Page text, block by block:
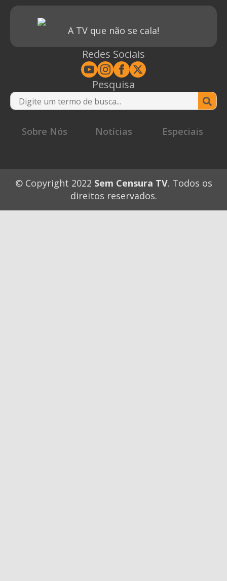
A TV que não se cala!
Redes Sociais
Pesquisa
Sobre Nós
Notícias Especiais
© Copyright 2022 Sem Censura TV. Todos os
direitos reservados.